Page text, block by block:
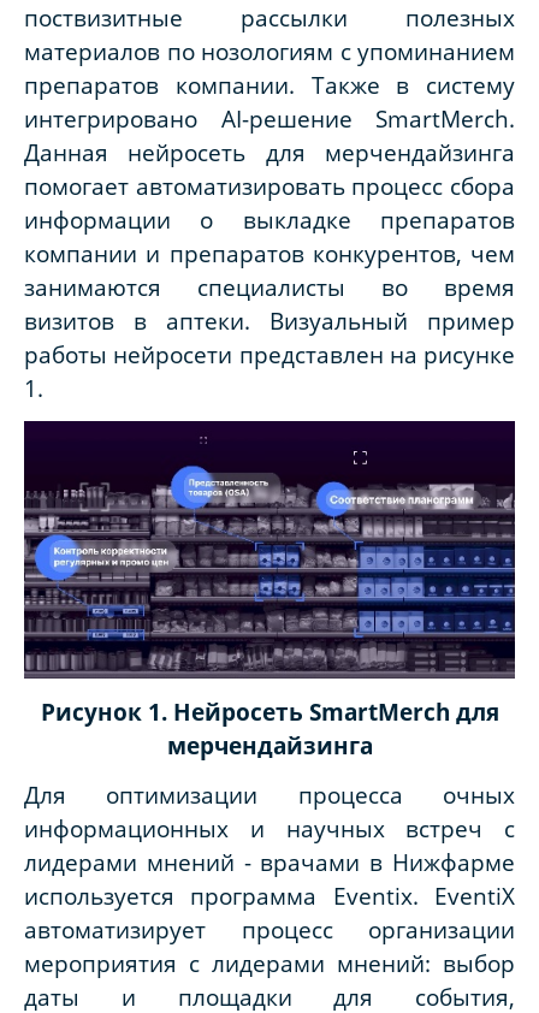
поствизитные рассылки полезных
материалов по нозологиям с упоминанием
препаратов компании. Также в систему
интегрировано AI-решение SmartMerch.
Данная нейросеть для мерчендайзинга
помогает автоматизировать процесс сбора
информации о выкладке препаратов
компании и препаратов конкурентов, чем
занимаются специалисты во время
визитов в аптеки. Визуальный пример
работы нейросети представлен на рисунке
1.
Рисунок 1. Нейросеть SmartMerch для
мерчендайзинга
Для оптимизации процесса очных
информационных и научных встреч с
лидерами мнений - врачами в Нижфарме
используется программа Eventix. EventiX
автоматизирует процесс организации
мероприятия с лидерами мнений: выбор
даты и площадки для события,